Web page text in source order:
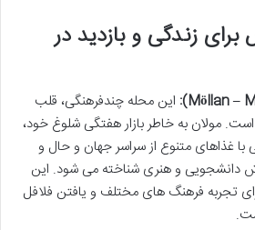
زندگی و بازدید در
این محله چندفرهنگی، قلب
مولان به خاطر بازار هفتگی شلوغ خود،
با غذاهای متنوع از سراسر جهان و حال و
و هنری شناخته می شود. این
تجربه فرهنگ های مختلف و یافتن فلافل